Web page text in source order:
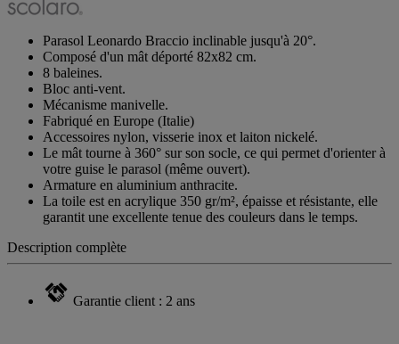
Parasol Leonardo Braccio inclinable jusqu'à 20°.
Composé d'un mât déporté 82x82 cm.
8 baleines.
Bloc anti-vent.
Mécanisme manivelle.
Fabriqué en Europe (Italie)
Accessoires nylon, visserie inox et laiton nickelé.
Le mât tourne à 360° sur son socle, ce qui permet d'orienter à
votre guise le parasol (même ouvert).
Armature en aluminium anthracite.
La toile est en acrylique 350 gr/m², épaisse et résistante, elle
garantit une excellente tenue des couleurs dans le temps.
Description complète
Garantie client : 2 ans